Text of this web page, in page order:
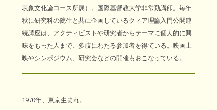
表象文化論コース所属）。国際基督教大学非常勤講師。毎年
秋に研究科の院生と共に企画しているクィア理論入門公開連
続講座は、アクティビストや研究者からテーマに個人的に興
味をもった人まで、多岐にわたる参加者を得ている。映画上
映やシンポジウム、研究会などの開催もおこなっている。
1970年、東京生まれ。